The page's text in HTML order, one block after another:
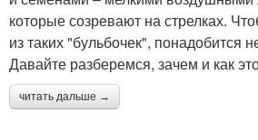
которые созревают на стрелках.
из таких "бульбочек", понадобится
Давайте разберемся, зачем и как
читать дальше →